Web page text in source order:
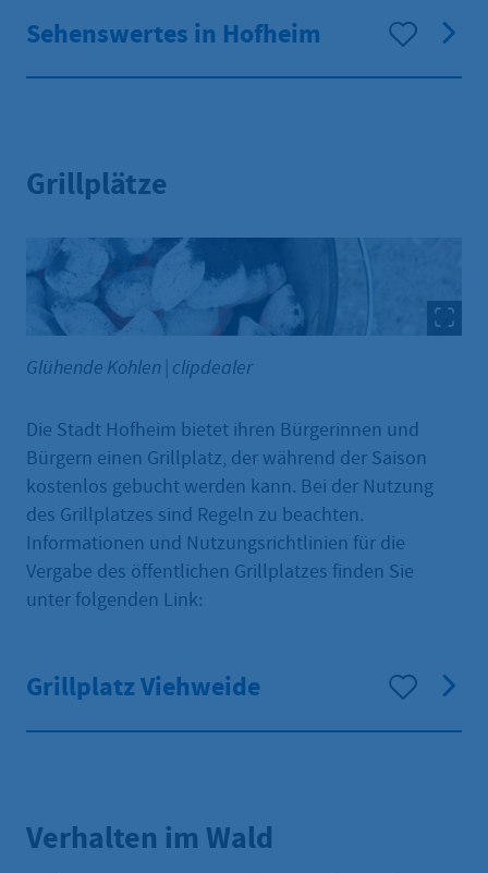
Sehenswertes in Hofheim
Grillplätze
Glühende Kohlen clipdealer
Die Stadt Hofheim bietet ihren Bürgerinnen und
Bürgern einen Grillplatz, der während der Saison
kostenlos gebucht werden kann. Bei der Nutzung
des Grillplatzes sind Regeln zu beachten.
Informationen und Nutzungsrichtlinien für die
Vergabe des öffentlichen Grillplatzes finden Sie
unter folgenden Link:
Grillplatz Viehweide
Verhalten im Wald